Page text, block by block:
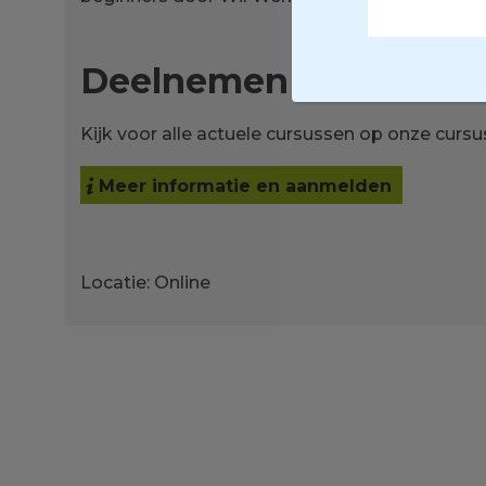
Deelnemen
Kijk voor alle actuele cursussen op onze
Meer informatie en aanmelden
Locatie: Online